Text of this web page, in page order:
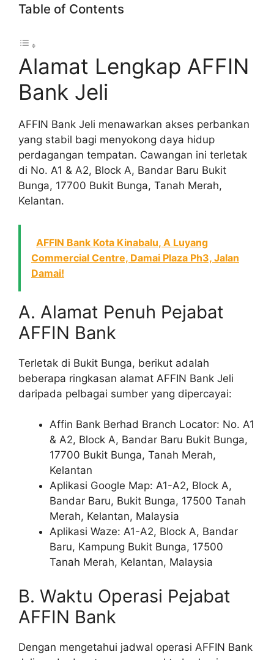
Table of Contents
Alamat Lengkap AFFIN
Bank Jeli
AFFIN Bank Jeli menawarkan akses perbankan
yang stabil bagi menyokong daya hidup
perdagangan tempatan. Cawangan ini terletak
di No. A1 & A2, Block A, Bandar Baru Bukit
Bunga, 17700 Bukit Bunga, Tanah Merah,
Kelantan.
AFFIN Bank Kota Kinabalu, A Luyang
Commercial Centre, Damai Plaza Ph3, Jalan
Damai!
A. Alamat Penuh Pejabat
AFFIN Bank
Terletak di Bukit Bunga, berikut adalah
beberapa ringkasan alamat AFFIN Bank Jeli
daripada pelbagai sumber yang dipercayai:
Affin Bank Berhad Branch Locator: No. A1
& A2, Block A, Bandar Baru Bukit Bunga,
17700 Bukit Bunga, Tanah Merah,
Kelantan
Aplikasi Google Map: A1-A2, Block A,
Bandar Baru, Bukit Bunga, 17500 Tanah
Merah, Kelantan, Malaysia
Aplikasi Waze: A1-A2, Block A, Bandar
Baru, Kampung Bukit Bunga, 17500
Tanah Merah, Kelantan, Malaysia
B. Waktu Operasi Pejabat
AFFIN Bank
Dengan mengetahui jadwal operasi AFFIN Bank